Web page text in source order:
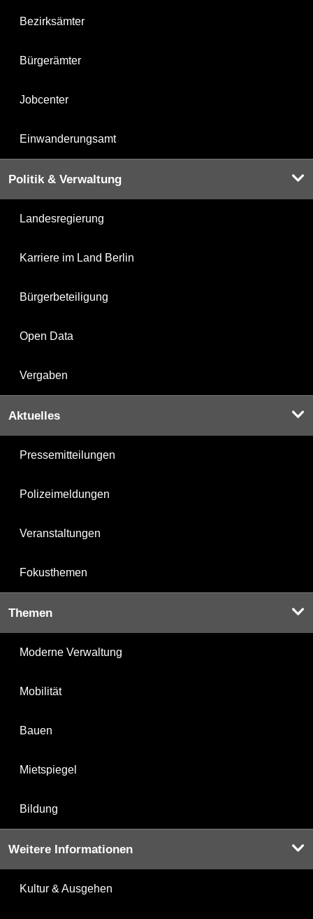
Bezirksämter
Bürgerämter
Jobcenter
Einwanderungsamt
Politik & Verwaltung
Landesregierung
Karriere im Land Berlin
Bürgerbeteiligung
Open Data
Vergaben
Aktuelles
Pressemitteilungen
Polizeimeldungen
Veranstaltungen
Fokusthemen
Themen
Moderne Verwaltung
Mobilität
Bauen
Mietspiegel
Bildung
Weitere Informationen
Kultur & Ausgehen